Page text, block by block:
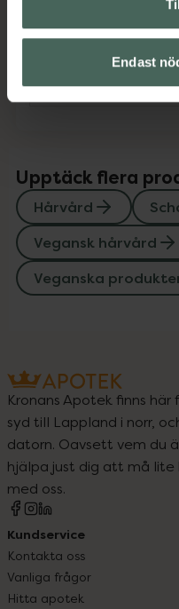
Endast
Upptäck flera
Hårvård
Vegansk hårvård
Veganska
Kronans Apotek finns här
syd till Lappland i norr,
datorn. Oavsett vem du
hjälpa just dig att må
med oss.
Kundservice
Kontakta oss
Vanliga frågor
Hitta apotek